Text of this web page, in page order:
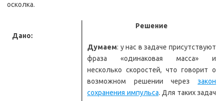
осколка.
Дано:
Решение
Думаем: у нас в задаче присутствуют
фраза «одинаковая масса» и
несколько скоростей, что говорит о
возможном решении через закон
сохранения импульса. Для таких задач